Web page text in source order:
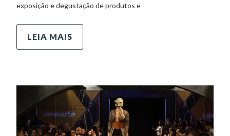
exposição e degustação de produtos e
LEIA MAIS